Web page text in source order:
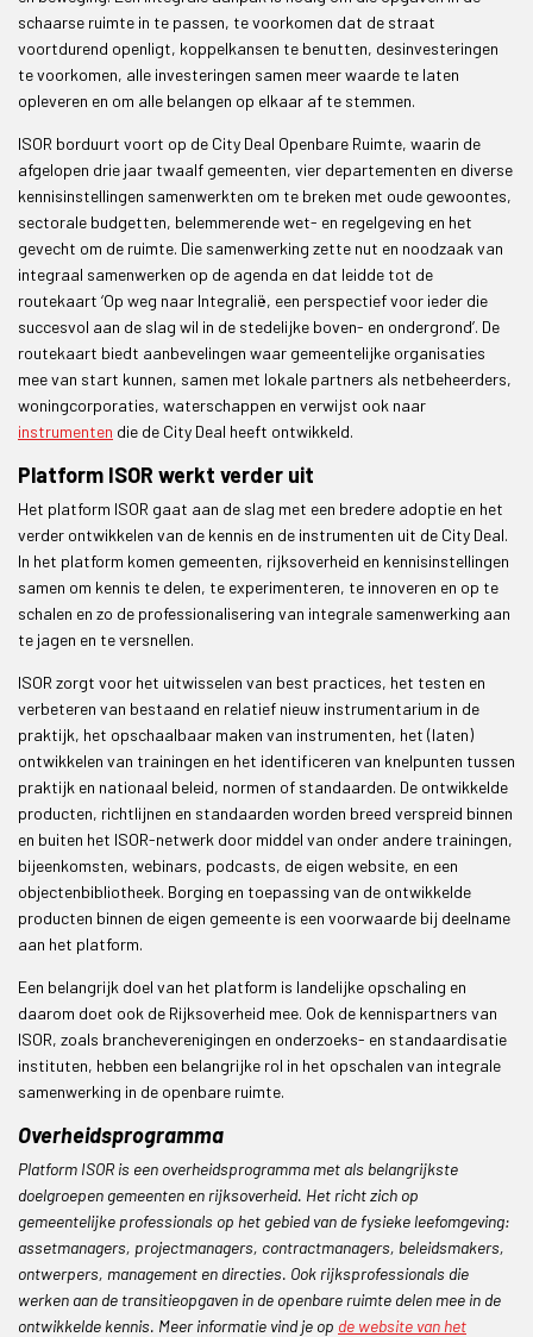
schaarse ruimte in te passen, te voorkomen dat de straat
voortdurend openligt, koppelkansen te benutten, desinvesteringen
te voorkomen, alle investeringen samen meer waarde te laten
opleveren en om alle belangen op elkaar af te stemmen.
ISOR borduurt voort op de City Deal Openbare Ruimte, waarin de
afgelopen drie jaar twaalf gemeenten, vier departementen en diverse
kennisinstellingen samenwerkten om te breken met oude gewoontes,
sectorale budgetten, belemmerende wet- en regelgeving en het
gevecht om de ruimte. Die samenwerking zette nut en noodzaak van
integraal samenwerken op de agenda en dat leidde tot de
routekaart ‘Op weg naar Integralië, een perspectief voor ieder die
succesvol aan de slag wil in de stedelijke boven- en ondergrond’. De
routekaart biedt aanbevelingen waar gemeentelijke organisaties
mee van start kunnen, samen met lokale partners als netbeheerders,
woningcorporaties, waterschappen en verwijst ook naar
instrumenten die de City Deal heeft ontwikkeld.
Platform ISOR werkt verder uit
Het platform ISOR gaat aan de slag met een bredere adoptie en het
verder ontwikkelen van de kennis en de instrumenten uit de City Deal.
In het platform komen gemeenten, rijksoverheid en kennisinstellingen
samen om kennis te delen, te experimenteren, te innoveren en op te
schalen en zo de professionalisering van integrale samenwerking aan
te jagen en te versnellen.
ISOR zorgt voor het uitwisselen van best practices, het testen en
verbeteren van bestaand en relatief nieuw instrumentarium in de
praktijk, het opschaalbaar maken van instrumenten, het (laten)
ontwikkelen van trainingen en het identificeren van knelpunten tussen
praktijk en nationaal beleid, normen of standaarden. De ontwikkelde
producten, richtlijnen en standaarden worden breed verspreid binnen
en buiten het ISOR-netwerk door middel van onder andere trainingen,
bijeenkomsten, webinars, podcasts, de eigen website, en een
objectenbibliotheek. Borging en toepassing van de ontwikkelde
producten binnen de eigen gemeente is een voorwaarde bij deelname
aan het platform.
Een belangrijk doel van het platform is landelijke opschaling en
daarom doet ook de Rijksoverheid mee. Ook de kennispartners van
ISOR, zoals brancheverenigingen en onderzoeks- en standaardisatie
instituten, hebben een belangrijke rol in het opschalen van integrale
samenwerking in de openbare ruimte.
Overheidsprogramma
Platform ISOR is een overheidsprogramma met als belangrijkste
doelgroepen gemeenten en rijksoverheid. Het richt zich op
gemeentelijke professionals op het gebied van de fysieke leefomgeving:
assetmanagers, projectmanagers, contractmanagers, beleidsmakers,
ontwerpers, management en directies. Ook rijksprofessionals die
werken aan de transitieopgaven in de openbare ruimte delen mee in de
ontwikkelde kennis. Meer informatie vind je op de website van het